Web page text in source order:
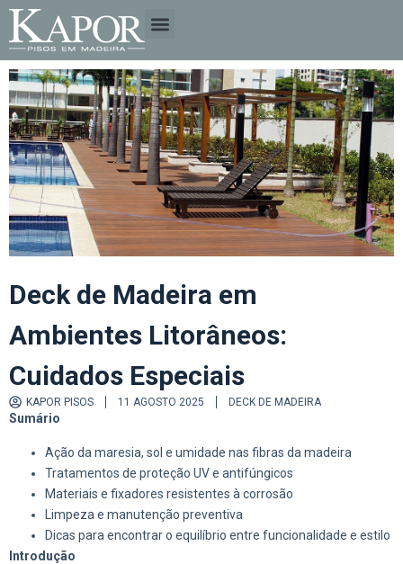
Deck de Madeira em
Ambientes Litorâneos:
Cuidados Especiais
KAPOR PISOS 11 AGOSTO 2025 DECK DE MADEIRA
Sumário
Ação da maresia, sol e umidade nas fibras da madeira
Tratamentos de proteção UV e antifúngicos
Materiais e fixadores resistentes à corrosão
Limpeza e manutenção preventiva
Dicas para encontrar o equilíbrio entre funcionalidade e estilo
Introdução